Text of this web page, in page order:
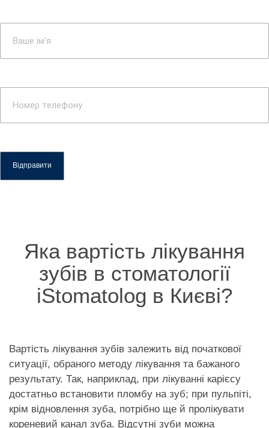
Яка вартість лікування
зубів в стоматології
iStomatolog в Києві?
Вартість лікування зубів залежить від початкової
ситуації, обраного методу лікування та бажаного
результату. Так, наприклад, при лікуванні карієсу
достатньо встановити пломбу на зуб; при пульпіті,
крім відновлення зуба, потрібно ще й пролікувати
кореневий канал зуба. Відсутні зуби можна